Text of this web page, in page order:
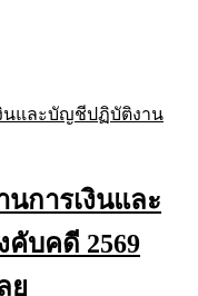
การเงินและ
บคดี 2569
ย